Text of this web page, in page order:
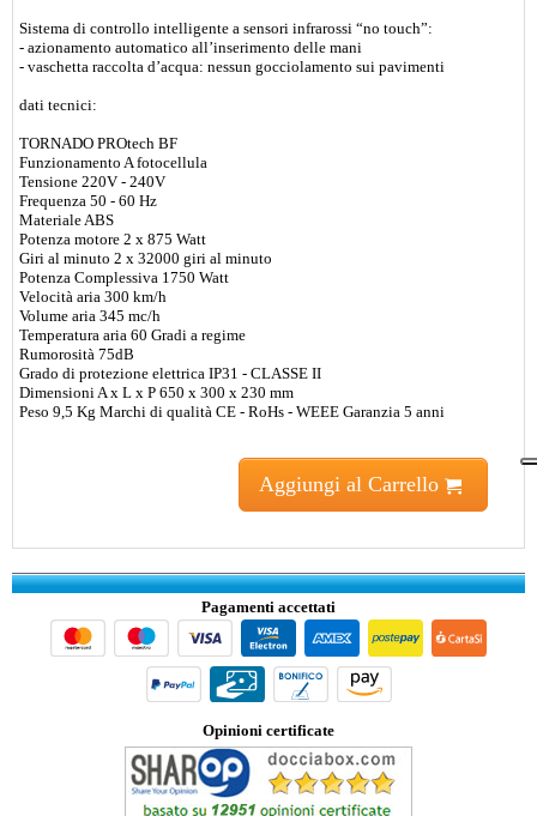
Sistema di controllo intelligente a sensori infrarossi “no touch”:
- azionamento automatico all’inserimento delle mani
- vaschetta raccolta d’acqua: nessun gocciolamento sui pavimenti
dati tecnici:
TORNADO PROtech BF
Funzionamento A fotocellula
Tensione 220V - 240V
Frequenza 50 - 60 Hz
Materiale ABS
Potenza motore 2 x 875 Watt
Giri al minuto 2 x 32000 giri al minuto
Potenza Complessiva 1750 Watt
Velocità aria 300 km/h
Volume aria 345 mc/h
Temperatura aria 60 Gradi a regime
Rumorosità 75dB
Grado di protezione elettrica IP31 - CLASSE II
Dimensioni A x L x P 650 x 300 x 230 mm
Peso 9,5 Kg Marchi di qualità CE - RoHs - WEEE Garanzia 5 anni
Aggiungi al Carrello
Pagamenti accettati
Opinioni certificate